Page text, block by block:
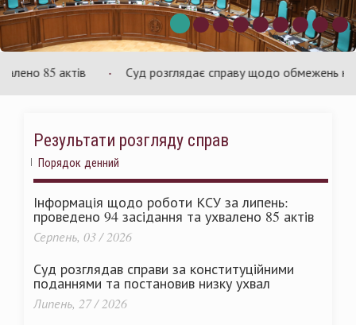
85 актів Суд розглядає справу щодо обмежень на
Результати розгляду справ
Порядок денний
Інформація щодо роботи КСУ за липень:
проведено 94 засідання та ухвалено 85 актів
Серпень, 03 / 2026
Суд розглядав справи за конституційними
поданнями та постановив низку ухвал
Липень, 27 / 2026